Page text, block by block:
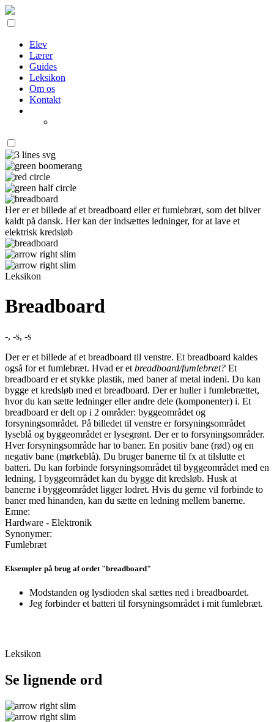
Elev
Lærer
Guides
Leksikon
Om os
Kontakt
Her er et billede af et breadboard eller et fumlebræt, som det bliver
kaldt på dansk. Her kan der indsættes ledninger, for at lave et
elektrisk kredsløb
Leksikon
Breadboard
-, -s, -s
Der er et billede af et breadboard til venstre. Et breadboard kaldes
også for et fumlebræt. Hvad er et breadboard/fumlebræt? Et
breadboard er et stykke plastik, med baner af metal indeni. Du kan
bygge et kredsløb med et breadboard. Der er huller i fumlebrættet,
hvor du kan sætte ledninger eller andre dele (komponenter) i. Et
breadboard er delt op i 2 områder: byggeområdet og
forsyningsområdet. På billedet til venstre er forsyningsområdet
lyseblå og byggeområdet er lysegrønt. Der er to forsyningsområder.
Hver forsyningsområde har to baner. En positiv bane (rød) og en
negativ bane (mørkeblå). Du bruger banerne til fx at tilslutte et
batteri. Du kan forbinde forsyningsområdet til byggeområdet med en
ledning. I byggeområdet kan du bygge dit kredsløb. Husk at
banerne i byggeområdet ligger lodret. Hvis du gerne vil forbinde to
baner med hinanden, kan du sætte en ledning mellem banerne.
Emne:
Hardware - Elektronik
Synonymer:
Fumlebræt
Eksempler på brug af ordet "breadboard"
Modstanden og lysdioden skal sættes ned i breadboardet.
Jeg forbinder et batteri til forsyningsområdet i mit fumlebræt.
Leksikon
Se lignende ord